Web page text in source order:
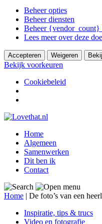
Beheer opties
Beheer diensten
Beheer {vendor_count}
Lees meer over deze
Accepteren Weigeren
Bekijk voorkeuren
Cookiebeleid
Home
Algemeen
Samenwerken
Dit ben ik
Contact
Home | De foto’s van een
Inspiratie, tips & trucs
Video en fotografie